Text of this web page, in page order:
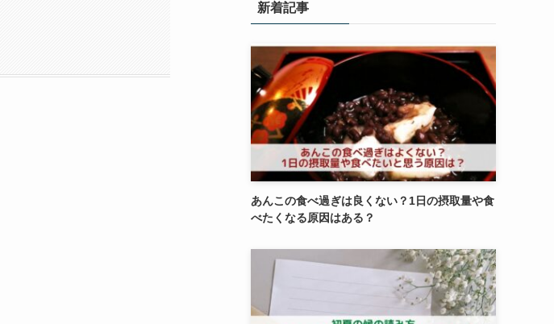
新着記事
あんこの食べ過ぎは良くない？1日の摂取量や食
べたくなる原因はある？